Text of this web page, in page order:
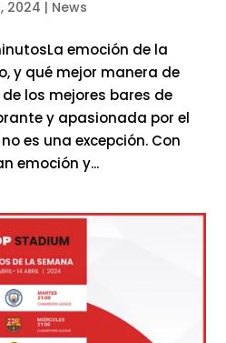
2024 | News
emoción de la
y qué mejor manera de
los mejores bares de
y apasionada por el
es una excepción. Con
emoción y...